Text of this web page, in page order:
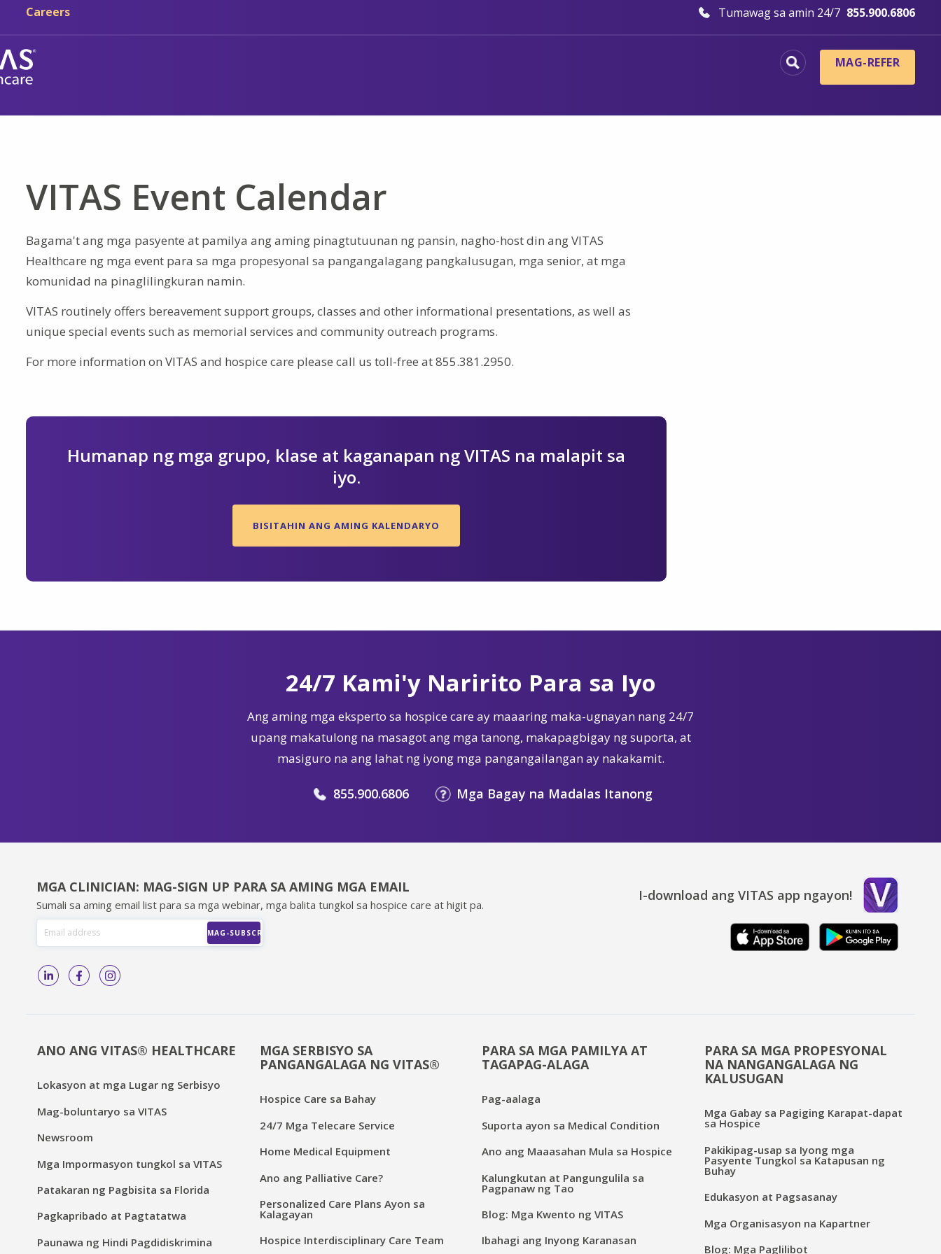
Skip sa main content
Skip sa navigation
Careers Tumawag sa amin 24/7 855.900.6806
MAG-REFER
VITAS Event Calendar
Bagama't ang mga pasyente at pamilya ang aming pinagtutuunan ng pansin, nagho-host din ang VITAS
Healthcare ng mga event para sa mga propesyonal sa pangangalagang pangkalusugan, mga senior, at mga
komunidad na pinaglilingkuran namin.
VITAS routinely offers bereavement support groups, classes and other informational presentations, as well as
unique special events such as memorial services and community outreach programs.
For more information on VITAS and hospice care please call us toll-free at 855.381.2950.
Humanap ng mga grupo, klase at kaganapan ng VITAS na malapit sa
iyo.
BISITAHIN ANG AMING KALENDARYO
24/7 Kami'y Naririto Para sa Iyo
Ang aming mga eksperto sa hospice care ay maaaring maka-ugnayan nang 24/7
upang makatulong na masagot ang mga tanong, makapagbigay ng suporta, at
masiguro na ang lahat ng iyong mga pangangailangan ay nakakamit.
855.900.6806 Mga Bagay na Madalas Itanong
MGA CLINICIAN: MAG-SIGN UP PARA SA AMING MGA EMAIL
Sumali sa aming email list para sa mga webinar, mga balita tungkol sa hospice care at higit pa.
I-download ang VITAS app ngayon!
ANO ANG VITAS® HEALTHCARE
Lokasyon at mga Lugar ng Serbisyo
Mag-boluntaryo sa VITAS
Newsroom
Mga Impormasyon tungkol sa VITAS
Patakaran ng Pagbisita sa Florida
Pagkapribado at Pagtatatwa
Paunawa ng Hindi Pagdidiskrimina
MGA SERBISYO SA
PANGANGALAGA NG VITAS®
Hospice Care sa Bahay
24/7 Mga Telecare Service
Home Medical Equipment
Ano ang Palliative Care?
Personalized Care Plans Ayon sa
Kalagayan
Hospice Interdisciplinary Care Team
PARA SA MGA PAMILYA AT
TAGAPAG-ALAGA
Pag-aalaga
Suporta ayon sa Medical Condition
Ano ang Maaasahan Mula sa Hospice
Kalungkutan at Pangungulila sa
Pagpanaw ng Tao
Blog: Mga Kwento ng VITAS
Ibahagi ang Inyong Karanasan
PARA SA MGA PROPESYONAL
NA NANGANGALAGA NG
KALUSUGAN
Mga Gabay sa Pagiging Karapat-dapat
sa Hospice
Pakikipag-usap sa Iyong mga
Pasyente Tungkol sa Katapusan ng
Buhay
Edukasyon at Pagsasanay
Mga Organisasyon na Kapartner
Blog: Mga Paglilibot